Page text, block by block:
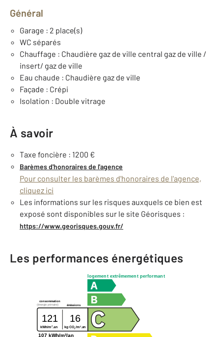
Général
Garage : 2 place(s)
WC séparés
Chauffage : Chaudière gaz de ville central gaz de ville /
insert/ gaz de ville
Eau chaude : Chaudière gaz de ville
Façade : Crépi
Isolation : Double vitrage
À savoir
Taxe foncière : 1200 €
Barèmes d'honoraires de l'agence
Pour consulter les barèmes d'honoraires de l'agence,
cliquez ici
Les informations sur les risques auxquels ce bien est
exposé sont disponibles sur le site Géorisques :
https://www.georisques.gouv.fr/
Les performances énergétiques
logement extrêmement performant
consommation
émissions
(énergie primaire)
121 16
kWh/m 2 .an kg CO2/m2.an
107 kWh/m²/an